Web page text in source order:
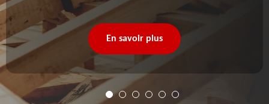
En savoir plus